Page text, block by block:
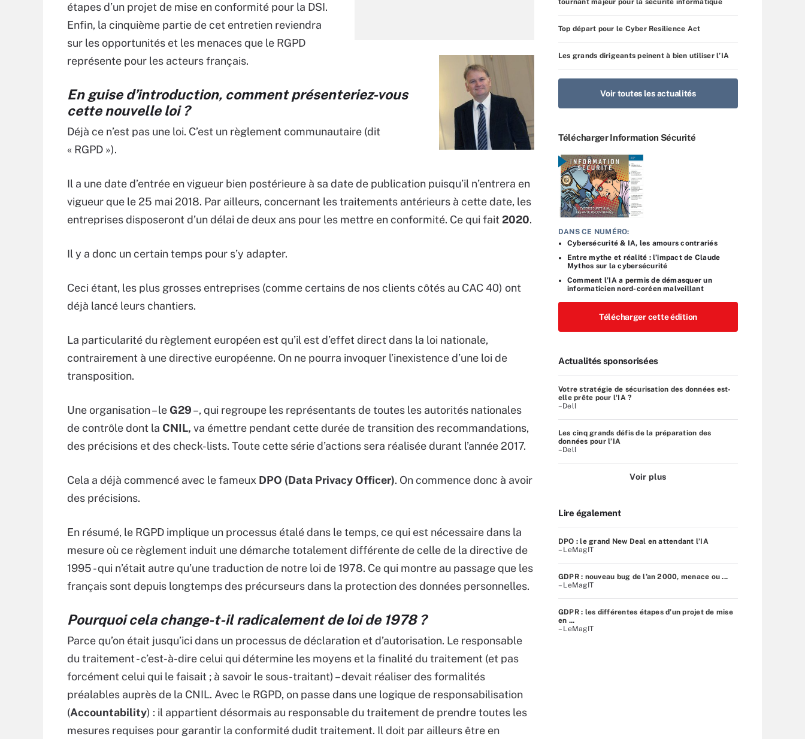
étapes d’un projet de mise en conformité pour la DSI.
Enfin, la cinquième partie de cet entretien reviendra
sur les opportunités et les menaces que le RGPD
représente pour les acteurs français.
En guise d’introduction, comment présenteriez-vous
cette nouvelle loi ?
Déjà ce n’est pas une loi. C’est un règlement communautaire (dit
« RGPD »).
Il a une date d’entrée en vigueur bien postérieure à sa date de publication puisqu’il n’entrera en
vigueur que le 25 mai 2018. Par ailleurs, concernant les traitements antérieurs à cette date, les
entreprises disposeront d’un délai de deux ans pour les mettre en conformité. Ce qui fait 2020.
Il y a donc un certain temps pour s’y adapter.
Ceci étant, les plus grosses entreprises (comme certains de nos clients côtés au CAC 40) ont
déjà lancé leurs chantiers.
La particularité du règlement européen est qu’il est d’effet direct dans la loi nationale,
contrairement à une directive européenne. On ne pourra invoquer l’inexistence d’une loi de
transposition.
Une organisation – le G29–, qui regroupe les représentants de toutes les autorités nationales
de contrôle dont la CNIL, va émettre pendant cette durée de transition des recommandations,
des précisions et des check-lists. Toute cette série d’actions sera réalisée durant l’année 2017.
Cela a déjà commencé avec le fameux DPO (Data Privacy Officer). On commence donc à avoir
des précisions.
En résumé, le RGPD implique un processus étalé dans le temps, ce qui est nécessaire dans la
mesure où ce règlement induit une démarche totalement différente de celle de la directive de
1995 - qui n’était autre qu’une traduction de notre loi de 1978. Ce qui montre au passage que les
français sont depuis longtemps des précurseurs dans la protection des données personnelles.
Pourquoi cela change-t-il radicalement de loi de 1978 ?
Parce qu’on était jusqu’ici dans un processus de déclaration et d’autorisation. Le responsable
du traitement - c’est-à-dire celui qui détermine les moyens et la finalité du traitement (et pas
forcément celui qui le faisait ; à savoir le sous-traitant) – devait réaliser des formalités
préalables auprès de la CNIL. Avec le RGPD, on passe dans une logique de responsabilisation
(Accountability) : il appartient désormais au responsable du traitement de prendre toutes les
mesures requises pour garantir la conformité dudit traitement. Il doit par ailleurs être en
tournant majeur pour la sécurité informatique
Top départ pour le Cyber Resilience Act
Les grands dirigeants peinent à bien utiliser l’IA
Voir toutes les actualités
Télécharger Information Sécurité
DANS CE NUMÉRO:
Cybersécurité & IA, les amours contrariés
Entre mythe et réalité : l’impact de Claude
Mythos sur la cybersécurité
Comment l’IA a permis de démasquer un
informaticien nord-coréen malveillant
Télécharger cette édition
Actualités sponsorisées
Votre stratégie de sécurisation des données est-
elle prête pour l'IA ?
–Dell
Les cinq grands défis de la préparation des
données pour l’IA
–Dell
Voir plus
Lire également
DPO : le grand New Deal en attendant l’IA
– LeMagIT
GDPR : nouveau bug de l’an 2000, menace ou ...
– LeMagIT
GDPR : les différentes étapes d’un projet de mise
en ...
– LeMagIT